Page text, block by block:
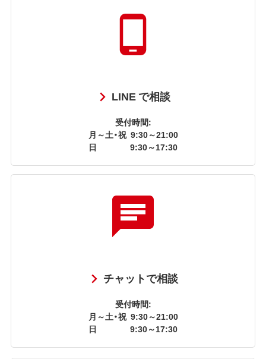
LINE で相談
受付時間:
月～土・祝 9:30～21:00
日
9:30～17:30
チャットで相談
受付時間:
月～土・祝 9:30～21:00
日
9:30～17:30